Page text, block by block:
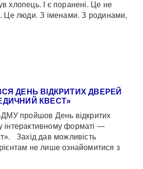
хлопець. І є поранені. Це не
Це люди. З іменами. З родинами,
ДЕНЬ ВІДКРИТИХ ДВЕРЕЙ
КВЕСТ»
пройшов День відкритих
інтерактивному форматі —
Захід дав можливість
не лише ознайомитися з